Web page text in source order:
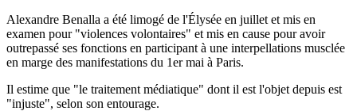
Alexandre Benalla a été limogé de l'Élysée en juillet et mis en
examen pour "violences volontaires" et mis en cause pour avoir
outrepassé ses fonctions en participant à une interpellations musclée
en marge des manifestations du 1er mai à Paris.
Il estime que "le traitement médiatique" dont il est l'objet depuis est
"injuste", selon son entourage.